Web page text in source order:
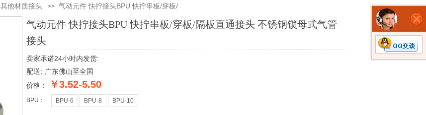
其他材质接头 >> 气动元件 快拧接头BPU 快拧串板/穿板/
气动元件 快拧接头BPU 快拧串板/穿板/隔板直通接头 不锈钢锁母式气管
接头
卖家承诺24小时内发货:
配送: 广东佛山至全国
价格：
￥3.52-5.50
BPU： BPU-6 BPU-8 BPU-10